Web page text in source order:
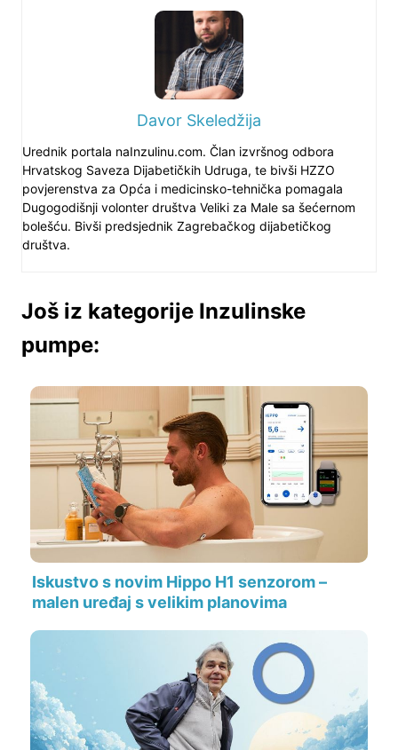
Davor Skeledžija
Urednik portala naInzulinu.com. Član izvršnog odbora
Hrvatskog Saveza Dijabetičkih Udruga, te bivši HZZO
povjerenstva za Opća i medicinsko-tehnička pomagala
Dugogodišnji volonter društva Veliki za Male sa šećernom
bolešću. Bivši predsjednik Zagrebačkog dijabetičkog
društva.
Još iz kategorije Inzulinske
pumpe:
Iskustvo s novim Hippo H1 senzorom –
malen uređaj s velikim planovima